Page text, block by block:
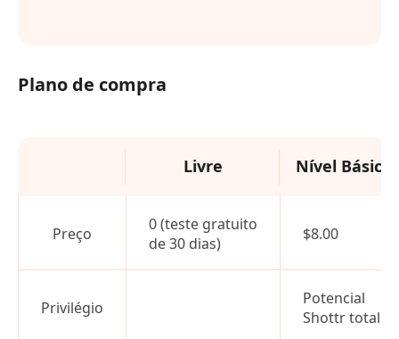
Plano de compra
Livre Nível Básico
Preço
0 (teste gratuito
de 30 dias)
$8.00
Privilégio
Potencial
Shottr total